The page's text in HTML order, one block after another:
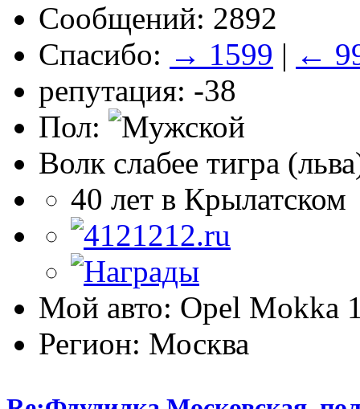
Сообщений: 2892
Спасибо: → 1599 | ←
репутация: -38
Пол:
Волк слабее тигра
40 лет в Крылатском
Мой авто: Opel
Регион: Москва